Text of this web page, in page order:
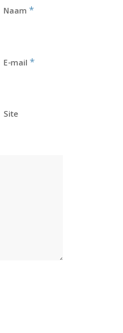
Naam *
E-mail *
Site